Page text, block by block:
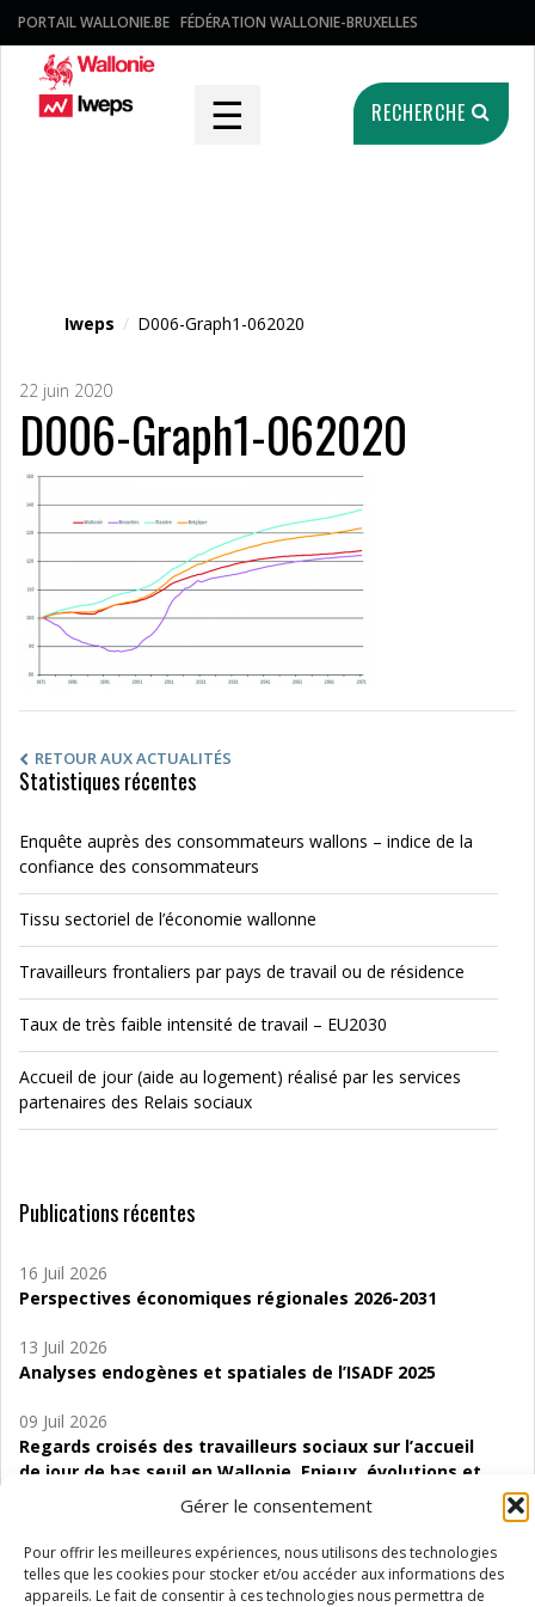
Gérer le consentement
Pour offrir les meilleures expériences, nous utilisons des technologies
telles que les cookies pour stocker et/ou accéder aux informations des
appareils. Le fait de consentir à ces technologies nous permettra de
PORTAIL WALLONIE.BE FÉDÉRATION WALLONIE-BRUXELLES
☰ RECHERCHE
Iweps / D006-Graph1-062020
22 juin 2020
D006-Graph1-062020
RETOUR AUX ACTUALITÉS
Statistiques récentes
Enquête auprès des consommateurs wallons – indice de la
confiance des consommateurs
Tissu sectoriel de l’économie wallonne
Travailleurs frontaliers par pays de travail ou de résidence
Taux de très faible intensité de travail – EU2030
Accueil de jour (aide au logement) réalisé par les services
partenaires des Relais sociaux
Publications récentes
16 Juil 2026
Perspectives économiques régionales 2026-2031
13 Juil 2026
Analyses endogènes et spatiales de l’ISADF 2025
09 Juil 2026
Regards croisés des travailleurs sociaux sur l’accueil
de jour de bas seuil en Wallonie. Enjeux, évolutions et
06 Juil 2026
Étude d’évaluabilité des Structures
d’accompagnement à l’autocréation d’emploi (SAACE)